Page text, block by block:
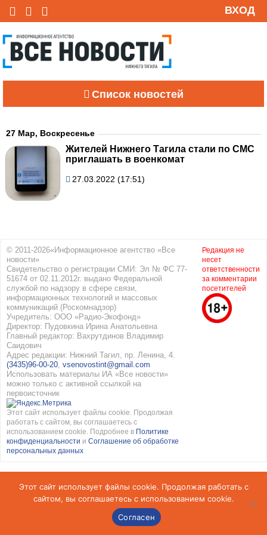
ВХОД
Список новостей
27 Мар, Воскресенье
Жителей Нижнего Тагила стали по СМС
приглашать в военкомат
27.03.2022 (17:51)
© 2011-2026«Информационное агентство «Все
новости»
Свидетельство о регистрации СМИ: Эл № ФС 77-
51674 от 02.11.2012г. выдано Федеральной
службой по надзору в сфере связи,
информационных технологий и массовых
коммуникаций (Роскомнадзор)
Учредитель: ООО «Радио-Экофонд»
Директор: Пудовкина Ирина Анатольевна
Главный редактор: Вахрутдинов Владимир
Саидович
Адрес редакции: Нижний Тагил, пр. Ленина, 4.
(3435)96-00-20 vsenovostint@gmail.com
Использовать материалы ИА «Все новости»
можно только с активной ссылкой на
первоисточник
Этот сайт использует файлы cookie. Продолжая
работать с сайтом, вы соглашаетесь с
использованием cookie. Подробнее в Политике
конфиденциальности и Соглашение об обработке
персональных данных
Редакция не
несет
ответственности
за комментарии
посетителей
Этот сайт использует файлы cookie. Продолжая работать с
сайтом, вы соглашаетесь с использованием cookie.
Согласен